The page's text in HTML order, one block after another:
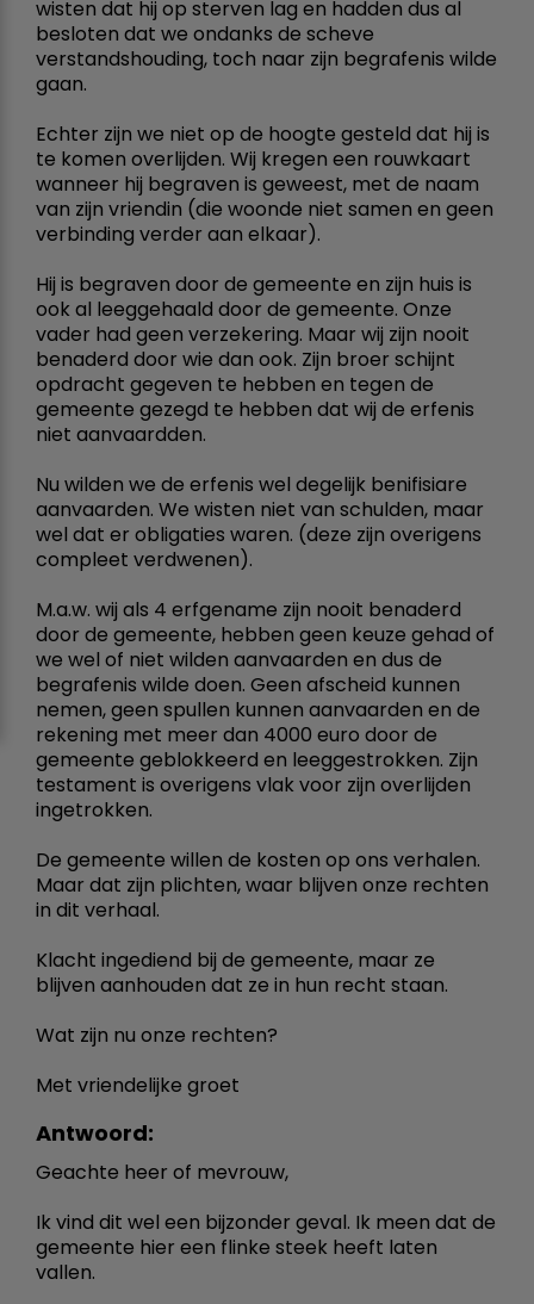
wisten dat hij op sterven lag en hadden dus al
besloten dat we ondanks de scheve
verstandshouding, toch naar zijn begrafenis wilde
gaan.
Echter zijn we niet op de hoogte gesteld dat hij is
te komen overlijden. Wij kregen een rouwkaart
wanneer hij begraven is geweest, met de naam
van zijn vriendin (die woonde niet samen en geen
verbinding verder aan elkaar).
Hij is begraven door de gemeente en zijn huis is
ook al leeggehaald door de gemeente. Onze
vader had geen verzekering. Maar wij zijn nooit
benaderd door wie dan ook. Zijn broer schijnt
opdracht gegeven te hebben en tegen de
gemeente gezegd te hebben dat wij de erfenis
niet aanvaardden.
Nu wilden we de erfenis wel degelijk benifisiare
aanvaarden. We wisten niet van schulden, maar
wel dat er obligaties waren. (deze zijn overigens
compleet verdwenen).
M.a.w. wij als 4 erfgename zijn nooit benaderd
door de gemeente, hebben geen keuze gehad of
we wel of niet wilden aanvaarden en dus de
begrafenis wilde doen. Geen afscheid kunnen
nemen, geen spullen kunnen aanvaarden en de
rekening met meer dan 4000 euro door de
gemeente geblokkeerd en leeggestrokken. Zijn
testament is overigens vlak voor zijn overlijden
ingetrokken.
De gemeente willen de kosten op ons verhalen.
Maar dat zijn plichten, waar blijven onze rechten
in dit verhaal.
Klacht ingediend bij de gemeente, maar ze
blijven aanhouden dat ze in hun recht staan.
Wat zijn nu onze rechten?
Met vriendelijke groet
Antwoord:
Geachte heer of mevrouw,
Ik vind dit wel een bijzonder geval. Ik meen dat de
gemeente hier een flinke steek heeft laten
vallen.